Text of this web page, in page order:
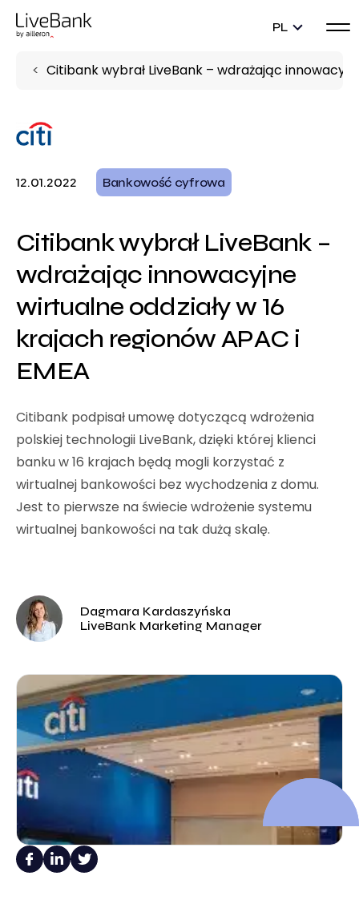
PL
Citibank wybrał LiveBank – wdrażając
12.01.2022 Bankowość cyfrowa
Citibank wybrał LiveBank –
wdrażając innowacyjne
wirtualne oddziały w 16
krajach regionów APAC i
EMEA
Citibank podpisał umowę dotyczącą wdrożenia
polskiej technologii LiveBank, dzięki której klienci
banku w 16 krajach będą mogli korzystać z
wirtualnej bankowości bez wychodzenia z domu.
Jest to pierwsze na świecie wdrożenie systemu
wirtualnej bankowości na tak dużą skalę.
Dagmara Kardaszyńska
LiveBank Marketing Manager